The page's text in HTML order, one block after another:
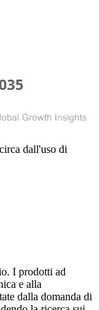
dall'uso di
I prodotti ad
e alla
dalla domanda di